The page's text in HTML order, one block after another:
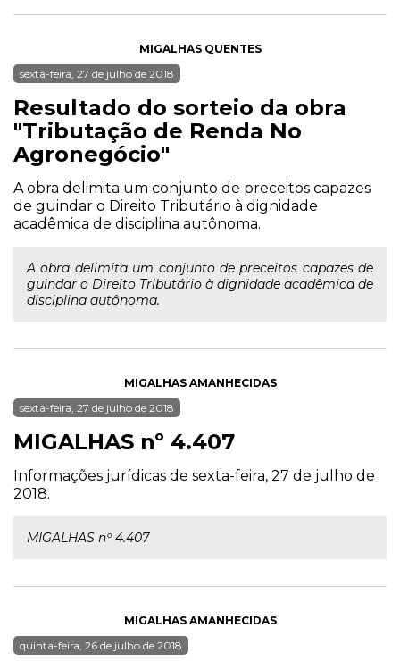
MIGALHAS QUENTES
sexta-feira, 27 de julho de 2018
Resultado do sorteio da obra
"Tributação de Renda No
Agronegócio"
A obra delimita um conjunto de preceitos capazes
de guindar o Direito Tributário à dignidade
acadêmica de disciplina autônoma.
A obra delimita um conjunto de preceitos capazes de
guindar o Direito Tributário à dignidade acadêmica de
disciplina autônoma.
MIGALHAS AMANHECIDAS
sexta-feira, 27 de julho de 2018
MIGALHAS nº 4.407
Informações jurídicas de sexta-feira, 27 de julho de
2018.
MIGALHAS nº 4.407
MIGALHAS AMANHECIDAS
quinta-feira, 26 de julho de 2018